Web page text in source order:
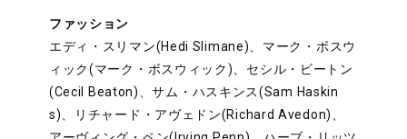
ファッション
エディ・スリマン(Hedi Slimane)、マーク・ボスウ
ィック(マーク・ボスウィック)、セシル・ビートン
(Cecil Beaton)、サム・ハスキンス(Sam Haskin
s)、リチャード・アヴェドン(Richard Avedon)、